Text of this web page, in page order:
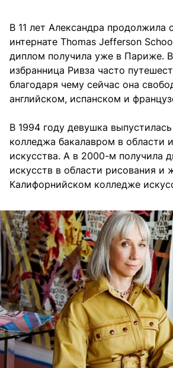
В 11 лет Александра продолжила
интернате Thomas Jefferson
диплом получила уже в Париже.
избранница Ривза часто
благодаря чему сейчас она
английском, испанском и
В 1994 году девушка
колледжа бакалавром в области
искусства. А в 2000-м получила
искусств в области рисования и
Калифорнийском колледже